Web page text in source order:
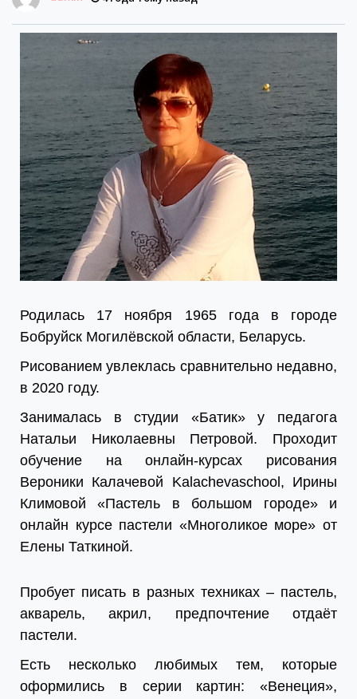
Родилась 17 ноября 1965 года в городе
Бобруйск Могилёвской области, Беларусь.
Рисованием увлеклась сравнительно недавно,
в 2020 году.
Занималась в студии «Батик» у педагога
Натальи Николаевны Петровой. Проходит
обучение на онлайн-курсах рисования
Вероники Калачевой Kalachevaschool, Ирины
Климовой «Пастель в большом городе» и
онлайн курсе пастели «Многоликое море» от
Елены Таткиной.
Пробует писать в разных техниках – пастель,
акварель, акрил, предпочтение отдаёт
пастели.
Есть несколько любимых тем, которые
оформились в серии картин: «Венеция»,